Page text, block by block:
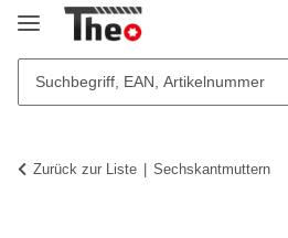
Zurück zur Liste Sechskantmuttern